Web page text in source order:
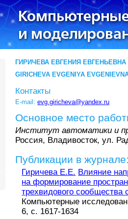
ГИРИЧЕВА ЕВГЕНИЯ ЕВГЕНЬЕВНА
GIRICHEVA EVGENIYA
Контакты
E-mail: evg.giricheva@yandex.ru
Основное место
Институт автоматики и
Россия, Владивосток, ул.
Публикации в
Гиричева Е.Е. Влияние
на формирование
трехвидового сообщества
Компьютерные
6, с. 1617-1634